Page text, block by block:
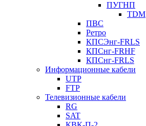
ПУГНП
TDM
ПВС
Ретро
КПСЭнг-FRLS
КПСнг-FRHF
КПСнг-FRLS
Информационные кабели
UTP
FTP
Телевизионные кабели
RG
SAT